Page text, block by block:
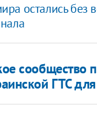
остались без
сообщество
ГТС